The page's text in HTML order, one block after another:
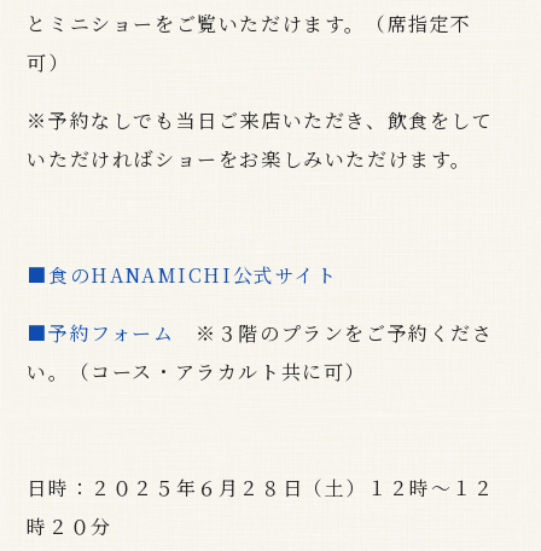
とミニショーをご覧いただけます。（席指定不
可）
※予約なしでも当日ご来店いただき、飲食をして
いただければショーをお楽しみいただけます。
■食のHANAMICHI公式サイト
■予約フォーム
※３階のプランをご予約くださ
い。（コース・アラカルト共に可）
日時：２０２５年６月２８日（土）１２時～１２
時２０分